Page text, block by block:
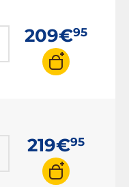
209€95
219€95